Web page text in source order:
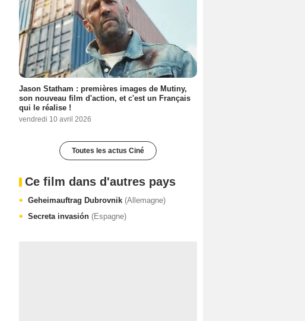
Jason Statham : premières images de Mutiny,
son nouveau film d'action, et c'est un Français
qui le réalise !
vendredi 10 avril 2026
Toutes les actus Ciné
Ce film dans d'autres pays
Geheimauftrag Dubrovnik (Allemagne)
Secreta invasión (Espagne)